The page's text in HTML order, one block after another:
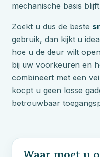
mechanische basis
Zoekt u dus de beste
gebruik, dan kijkt u
hoe u de deur wilt
bij uw voorkeuren en
combineert met een
koopt u geen losse
betrouwbaar
Waar moet u